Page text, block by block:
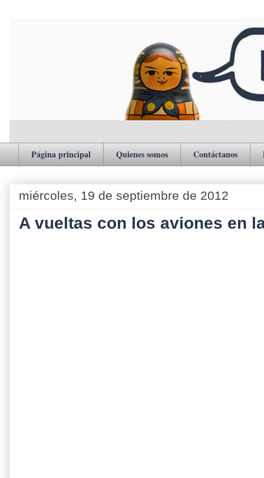
Página principal Quienes somos Contáctanos
miércoles, 19 de septiembre de 2012
A vueltas con los aviones en